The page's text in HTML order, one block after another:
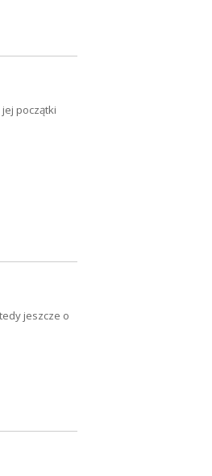
początki
jeszcze o